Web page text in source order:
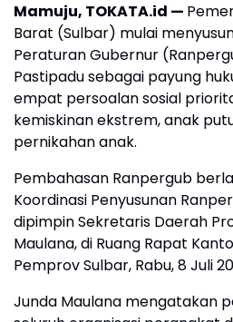
Mamuju, TOKATA.id —
Barat (Sulbar) mulai
Peraturan Gubernur
Pastipadu sebagai payung
empat persoalan sosial
kemiskinan ekstrem, anak
pernikahan anak.
Pembahasan Ranpergub
Koordinasi Penyusunan
dipimpin Sekretaris Daerah
Maulana, di Ruang Rapat
Pemprov Sulbar, Rabu, 8 Juli
Junda Maulana mengatakan